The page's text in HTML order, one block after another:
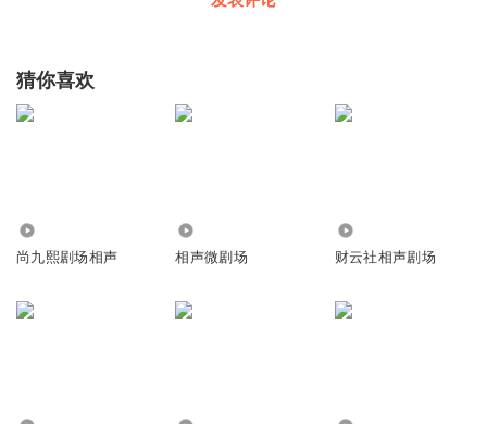
猜你喜欢
尚九熙剧场相声 相声微剧场 财云社相声剧场